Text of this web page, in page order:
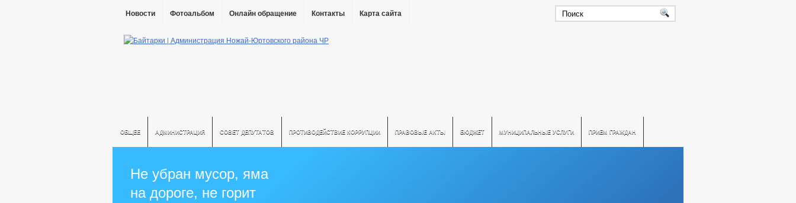
Новости Фотоальбом Онлайн обращение Контакты Карта сайта
ОБЩЕЕ АДМИНИСТРАЦИЯ СОВЕТ ДЕПУТАТОВ ПРОТИВОДЕЙСТВИЕ КОРРУПЦИИ ПРАВОВЫЕ АКТЫ БЮДЖЕТ МУНИЦИПАЛЬНЫЕ УСЛУГИ ПРИЕМ ГРАЖДАН
Не убран мусор, яма
на дороге, не горит